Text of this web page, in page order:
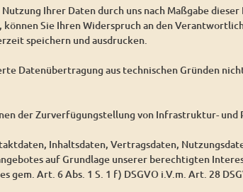
Ihrer Daten durch uns nach Maßgabe
Sie Ihren Widerspruch an den
speichern und ausdrucken.
Datenübertragung aus technischen Gründen
der Zurverfügungstellung von Infrastruktur-
Inhaltsdaten, Vertragsdaten,
auf Grundlage unserer berechtigten
gem. Art. 6 Abs. 1 S. 1 f) DSGVO i.V.m. Art. 28